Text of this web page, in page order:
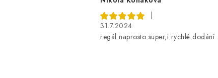
e31.7.2024
regál naprosto super,i rychlé dodání..